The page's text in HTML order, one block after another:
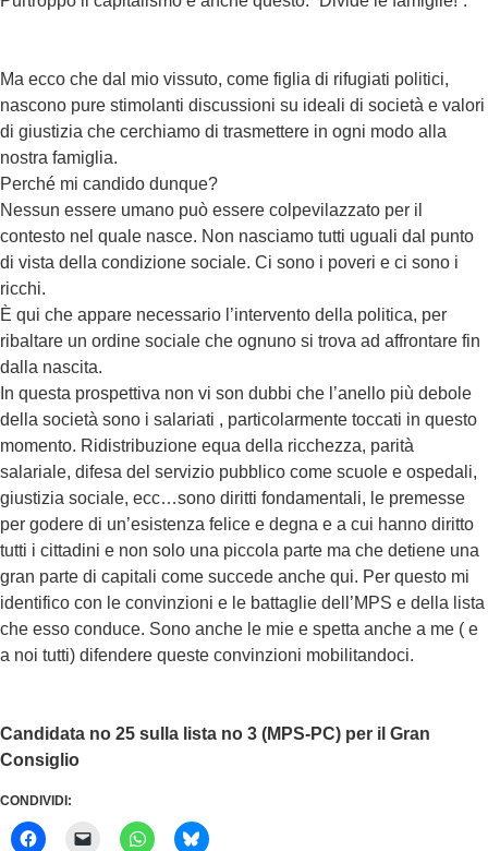
Ma ecco che dal mio vissuto, come figlia di rifugiati politici,
nascono pure stimolanti discussioni su ideali di società e valori
di giustizia che cerchiamo di trasmettere in ogni modo alla
nostra famiglia.
Perché mi candido dunque?
Nessun essere umano può essere colpevilazzato per il
contesto nel quale nasce. Non nasciamo tutti uguali dal punto
di vista della condizione sociale. Ci sono i poveri e ci sono i
ricchi.
È qui che appare necessario l’intervento della politica, per
ribaltare un ordine sociale che ognuno si trova ad affrontare fin
dalla nascita.
In questa prospettiva non vi son dubbi che l’anello più debole
della società sono i salariati , particolarmente toccati in questo
momento. Ridistribuzione equa della ricchezza, parità
salariale, difesa del servizio pubblico come scuole e ospedali,
giustizia sociale, ecc…sono diritti fondamentali, le premesse
per godere di un’esistenza felice e degna e a cui hanno diritto
tutti i cittadini e non solo una piccola parte ma che detiene una
gran parte di capitali come succede anche qui. Per questo mi
identifico con le convinzioni e le battaglie dell’MPS e della lista
che esso conduce. Sono anche le mie e spetta anche a me ( e
a noi tutti) difendere queste convinzioni mobilitandoci.
Candidata no 25 sulla lista no 3 (MPS-PC) per il Gran
Consiglio
CONDIVIDI: